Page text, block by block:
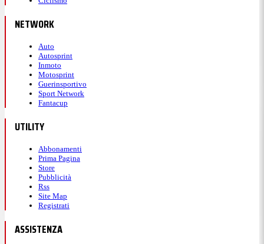
NETWORK
Auto
Autosprint
Inmoto
Motosprint
Guerinsportivo
Sport Network
Fantacup
UTILITY
Abbonamenti
Prima Pagina
Store
Pubblicità
Rss
Site Map
Registrati
ASSISTENZA